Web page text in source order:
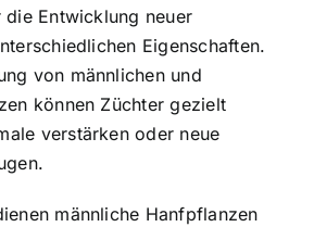
Entwicklung neuer
Eigenschaften.
von männlichen und
können Züchter gezielt
verstärken oder neue
männliche Hanfpflanzen